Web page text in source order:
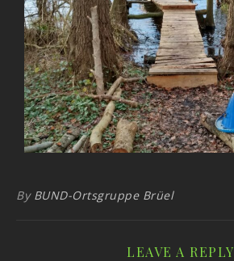
By BUND-Ortsgruppe Brüel
LEAVE A REPLY